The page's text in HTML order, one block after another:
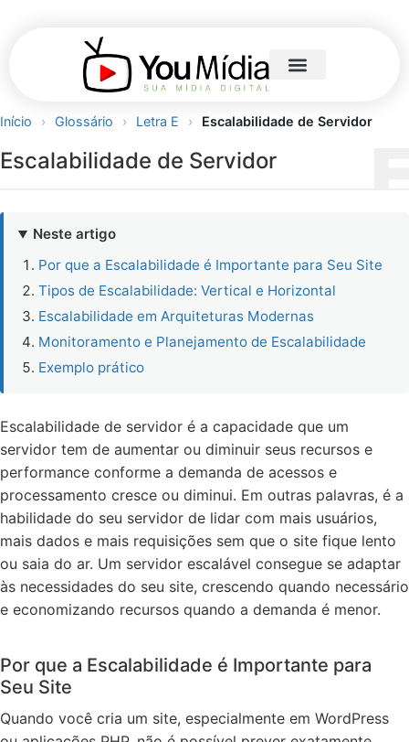
Início › Glossário › Letra E › Escalabilidade de Servidor
Escalabilidade de Servidor
Neste artigo
Por que a Escalabilidade é Importante para Seu Site
Tipos de Escalabilidade: Vertical e Horizontal
Escalabilidade em Arquiteturas Modernas
Monitoramento e Planejamento de Escalabilidade
Exemplo prático
Escalabilidade de servidor é a capacidade que um
servidor tem de aumentar ou diminuir seus recursos e
performance conforme a demanda de acessos e
processamento cresce ou diminui. Em outras palavras, é a
habilidade do seu servidor de lidar com mais usuários,
mais dados e mais requisições sem que o site fique lento
ou saia do ar. Um servidor escalável consegue se adaptar
às necessidades do seu site, crescendo quando necessário
e economizando recursos quando a demanda é menor.
Por que a Escalabilidade é Importante para
Seu Site
Quando você cria um site, especialmente em WordPress